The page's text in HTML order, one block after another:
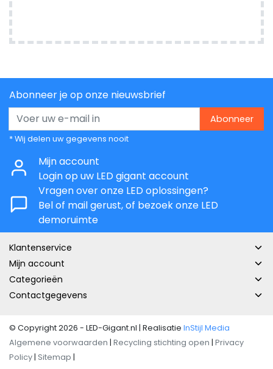
Abonneer je op onze nieuwsbrief
Abonneer
* Wij delen uw gegevens nooit
Mijn account
Login op uw LED gigant account
Vragen over onze LED oplossingen?
Bel of mail gerust, of bezoek onze LED
demoruimte
Klantenservice
Mijn account
Categorieën
Contactgegevens
© Copyright 2026 - LED-Gigant.nl | Realisatie InStijl Media
Algemene voorwaarden | Recycling stichting open | Privacy
Policy | Sitemap |